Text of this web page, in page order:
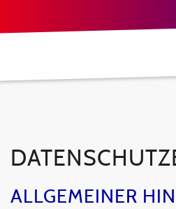
ALLGEMEINER